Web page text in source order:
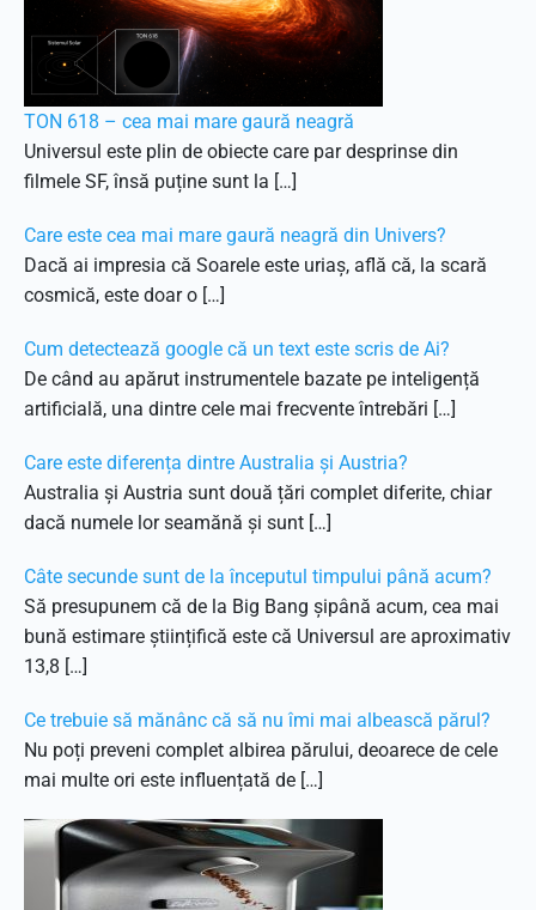
TON 618 – cea mai mare gaură neagră
Universul este plin de obiecte care par desprinse din
filmele SF, însă puține sunt la […]
Care este cea mai mare gaură neagră din Univers?
Dacă ai impresia că Soarele este uriaș, află că, la scară
cosmică, este doar o […]
Cum detectează google că un text este scris de Ai?
De când au apărut instrumentele bazate pe inteligență
artificială, una dintre cele mai frecvente întrebări […]
Care este diferența dintre Australia și Austria?
Australia și Austria sunt două țări complet diferite, chiar
dacă numele lor seamănă și sunt […]
Câte secunde sunt de la începutul timpului până acum?
Să presupunem că de la Big Bang șipână acum, cea mai
bună estimare științifică este că Universul are aproximativ
13,8 […]
Ce trebuie să mănânc că să nu îmi mai albească părul?
Nu poți preveni complet albirea părului, deoarece de cele
mai multe ori este influențată de […]